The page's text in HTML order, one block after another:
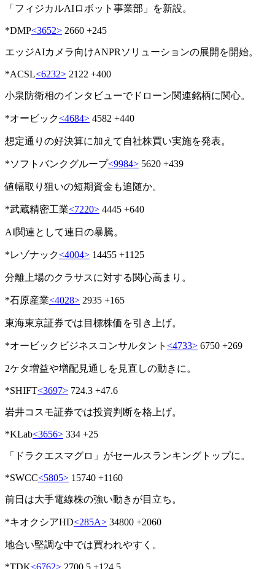
「フィジカルAIロボット事業部」を新設。
*DMP<3652> 2660 +245
エッジAIカメラ向けANPRソリューションの展開を開始。
*ACSL<6232> 2122 +400
小泉防衛相のインタビューでドローン関連銘柄に関心。
*オービック<4684> 4582 +440
想定通りの好決算に加えて自社株買い実施を発表。
*ソフトバンクグループ<9984> 5620 +439
値幅取り狙いの短期資金も追随か。
*武蔵精密工業<7220> 4445 +640
AI関連として連日の暴騰。
*レゾナック<4004> 14455 +1125
分離上場のクラサスに対する関心高まり。
*石原産業<4028> 2935 +165
東海東京証券では目標株価を引き上げ。
*オービックビジネスコンサルタント <4733> 6750 +269
2ケタ増益や増配見通しを見直しの動きに。
*SHIFT<3697> 724.3 +47.6
岩井コスモ証券では投資判断を格上げ。
*KLab<3656> 334 +25
「ドラクエスマグロ」がセールスランキングトップに。
*SWCC<5805> 15740 +1160
前日は大手電線株の強い動きが目立ち。
*キオクシアHD<285A> 34800 +2060
地合い堅調な中では買われやすく。